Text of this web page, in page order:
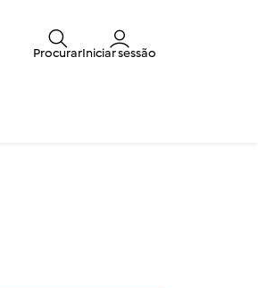
ProcurarIniciar sessão